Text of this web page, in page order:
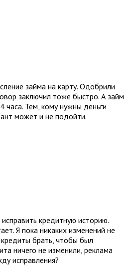
займа на карту. Одобрили
заключил тоже быстро. А займ
часа. Тем, кому нужны деньги
может и не подойти.
кредитную историю.
Я пока никаких изменений не
кредиты брать, чтобы был
ничего не изменили, реклама
исправления?